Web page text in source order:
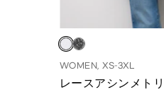
WOMEN, XS-3XL
レースアシンメト